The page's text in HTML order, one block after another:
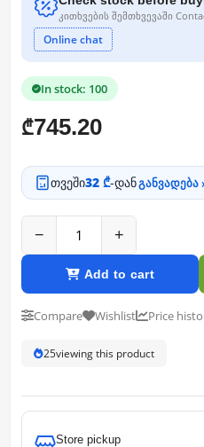
კითხვების შემთხვევაში
Online chat
In stock: 100
₾745.20
თვეში32 ₾-დანგანვადება ›
− +
Add to cart
Compare Wishlist Price
25viewing this product
Store pickup